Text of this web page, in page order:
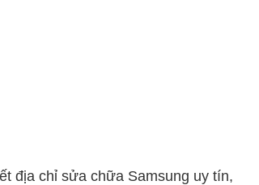
địa chỉ sửa chữa Samsung uy tín,